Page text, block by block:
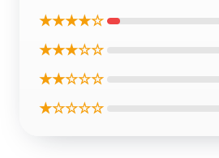
★★★★☆
★★★☆☆
★★☆☆☆
★☆☆☆☆